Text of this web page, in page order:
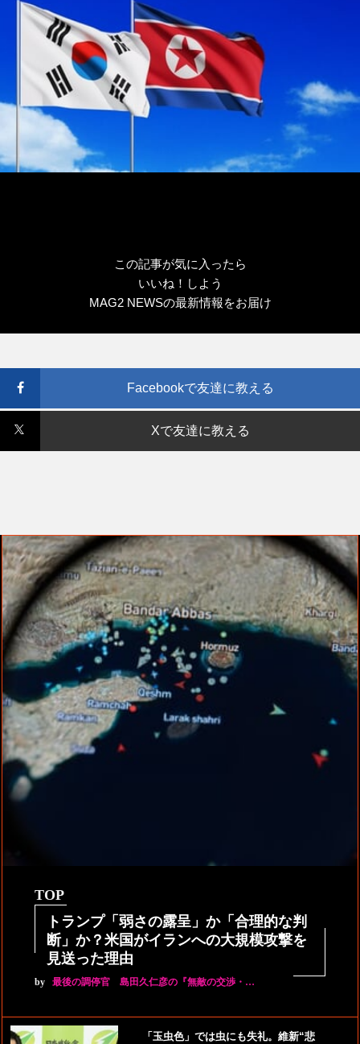
この記事が気に入ったら
いいね！しよう
MAG2 NEWSの最新情報をお届け
Facebookで友達に教える
Xで友達に教える
TOP
トランプ「弱さの露呈」か「合理的な判
断」か？米国がイランへの大規模攻撃を
見送った理由
by 最後の調停官 島田久仁彦の『無敵の交渉・…
「玉虫色」では虫にも失礼。維新“悲